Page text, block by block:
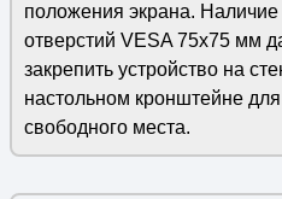
положения экрана.
отверстий VESA 75x75 мм
закрепить устройство на
настольном кронштейне
свободного места.